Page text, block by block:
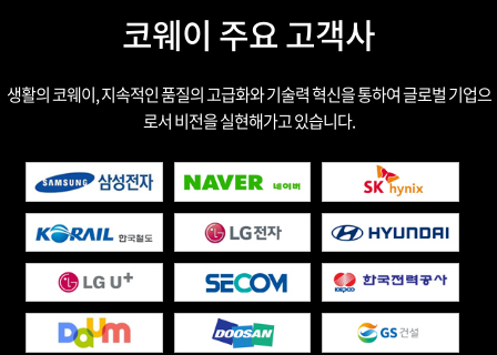
코웨이 주요 고객사
생활의 코웨이, 지속적인 품질의 고급화와 기술력 혁신을 통하여 글로벌 기업으
로서 비전을 실현해가고 있습니다.